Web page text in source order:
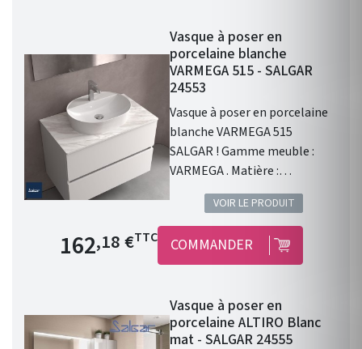
Vasque à poser en
porcelaine blanche
VARMEGA 515 - SALGAR
24553
Vasque à poser en porcelaine
blanche VARMEGA 515
SALGAR ! Gamme meuble :
VARMEGA . Matière :
porcelaine blanche .
Dimensions : 500 x 385 x 120
mm. Livré sans bonde et sans
siphon. Garantie 2 ans.
VOIR LE PRODUIT
Prix de base
162,18 €TTC COMMANDER
Vasque à poser en
porcelaine ALTIRO Blanc
mat - SALGAR 24555